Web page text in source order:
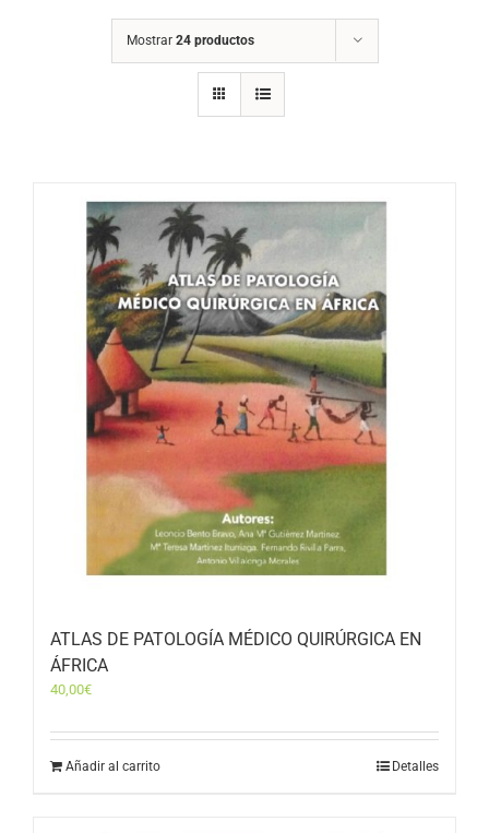
Mostrar 24 productos
ATLAS DE PATOLOGÍA MÉDICO QUIRÚRGICA EN
ÁFRICA
40,00€
Añadir al carrito Detalles